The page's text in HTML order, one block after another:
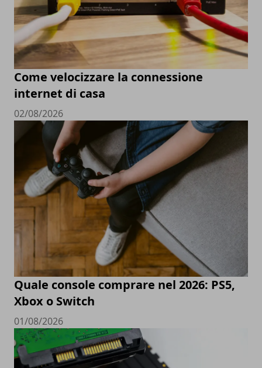
Come velocizzare la connessione
internet di casa
02/08/2026
Quale console comprare nel 2026: PS5,
Xbox o Switch
01/08/2026